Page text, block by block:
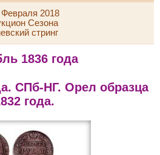
Февраля 2018
Сезона
стринг
1836 года
СПб-НГ. Орел образца
года.